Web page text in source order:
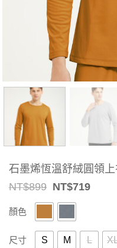
石墨烯恆溫舒絨圓領上
NT$899 Original
was:
NT$899.
NT$719
顏色
尺寸 S M L